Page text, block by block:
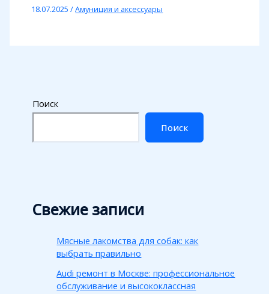
18.07.2025/Амуниция и аксессуары
Поиск
Поиск
Свежие записи
Мясные лакомства для собак: как
выбрать правильно
Audi ремонт в Москве: профессиональное
обслуживание и высококлассная